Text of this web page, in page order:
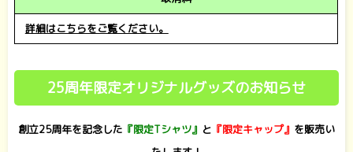
詳細はこちらをご覧ください。
25周年限定オリジナルグッズのお知らせ
創立25周年を記念した 『限定Tシャツ』 と 『限定キャップ』 を販売い